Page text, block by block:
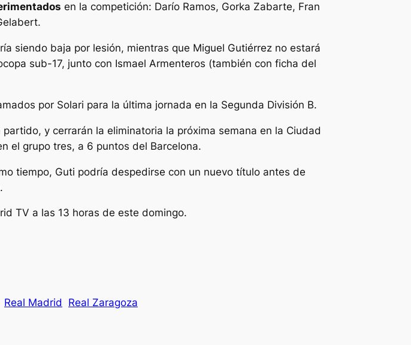
en la competición: Darío Ramos, Gorka Zabarte, Fran
siendo baja por lesión, mientras que Miguel Gutiérrez no estará
sub-17, junto con Ismael Armenteros (también con ficha del
por Solari para la última jornada en la Segunda División B.
y cerrarán la eliminatoria la próxima semana en la Ciudad
el grupo tres, a 6 puntos del Barcelona.
tiempo, Guti podría despedirse con un nuevo título antes de
TV a las 13 horas de este domingo.
Real Madrid Real Zaragoza